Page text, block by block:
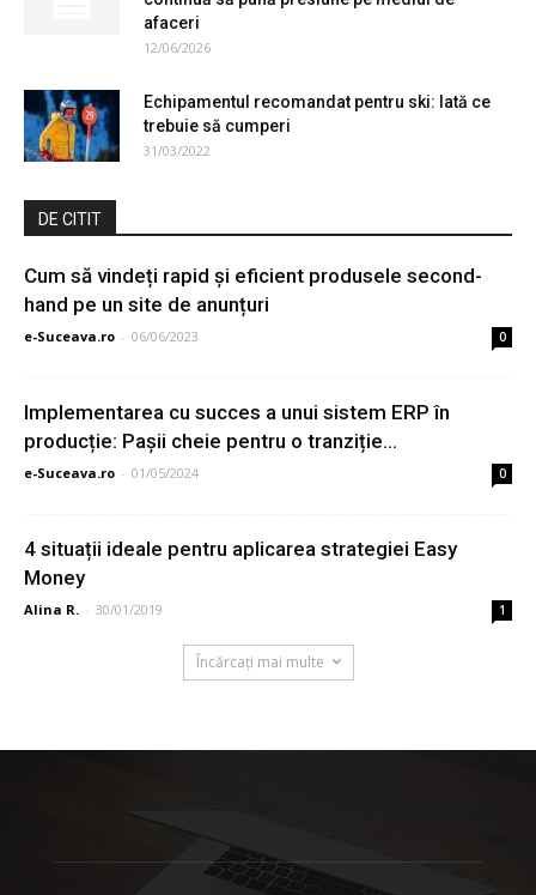
afaceri
12/06/2026
Echipamentul recomandat pentru ski: Iată ce
trebuie să cumperi
31/03/2022
DE CITIT
Cum să vindeți rapid și eficient produsele second-
hand pe un site de anunțuri
e-Suceava.ro - 06/06/2023 0
Implementarea cu succes a unui sistem ERP în
producție: Pașii cheie pentru o tranziție...
e-Suceava.ro - 01/05/2024 0
4 situații ideale pentru aplicarea strategiei Easy
Money
Alina R. - 30/01/2019 1
Încărcați mai multe